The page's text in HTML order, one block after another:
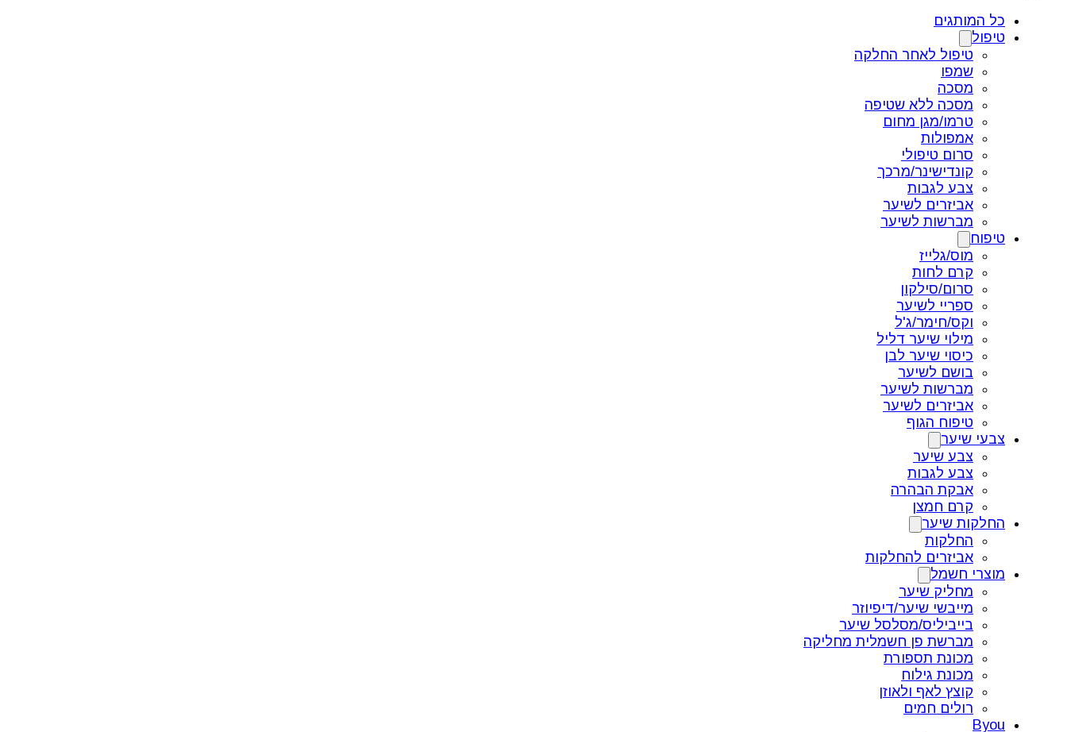
כל המותגים
טיפול
טיפול לאחר החלקה
שמפו
מסכה
מסכה ללא שטיפה
טרמו/מגן מחום
אמפולות
סרום טיפולי
קונדישינר/מרכך
צבע לגבות
אביזרים לשיער
מברשות לשיער
טיפוח
מוס/גלייז
קרם לחות
סרום/סילקון
ספריי לשיער
וקס/חימר/ג'ל
מילוי שיער דליל
כיסוי שיער לבן
בושם לשיער
מברשות לשיער
אביזרים לשיער
טיפוח הגוף
צבעי שיער
צבע שיער
צבע לגבות
אבקת הבהרה
קרם חמצן
החלקות שיער
החלקות
אביזרים להחלקות
מוצרי חשמל
מחליק שיער
מייבשי שיער/דיפיוזר
בייביליס/מסלסל שיער
מברשת פן חשמלית מחליקה
מכונת תספורת
מכונת גילוח
קוצץ לאף ולאוזן
רולים חמים
Byou